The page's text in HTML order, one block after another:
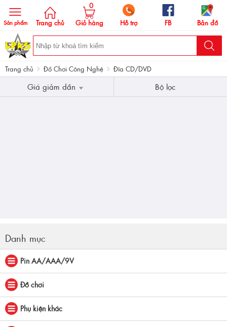
Sản phẩm Trang chủ Giỏ hàng
0
Hỗ trợ
FB Bản đồ
Trang chủ Đồ Chơi Công Nghệ Đĩa CD/DVD
Giá giảm dần Bộ lọc
Danh mục
Pin AA/AAA/9V
Đồ chơi
Phụ kiện khác